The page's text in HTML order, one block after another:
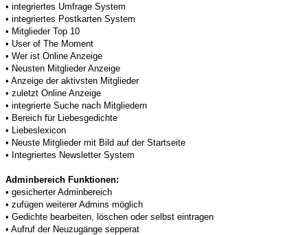
• integriertes Umfrage System
• integriertes Postkarten System
• Mitglieder Top 10
• User of The Moment
• Wer ist Online Anzeige
• Neusten Mitglieder Anzeige
• Anzeige der aktivsten Mitglieder
• zuletzt Online Anzeige
• integrierte Suche nach Mitgliedern
• Bereich für Liebesgedichte
• Liebeslexicon
• Neuste Mitglieder mit Bild auf der Startseite
• Integriertes Newsletter System
Adminbereich Funktionen:
• gesicherter Adminbereich
• zufügen weiterer Admins möglich
• Gedichte bearbeiten, löschen oder selbst eintragen
• Aufruf der Neuzugänge sepperat